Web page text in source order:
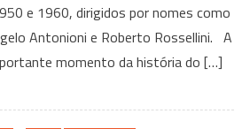
e 1960, dirigidos por nomes como
Antonioni e Roberto Rossellini. A
momento da história do […]